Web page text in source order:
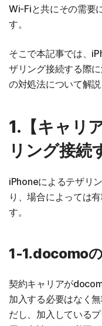
Wi-Fiと共にその需要
す。
そこで本記事では、
ザリング接続する際
の対処法について解説
1.【キャリ
リング接続
iPhoneによるテザリ
り、場合によっては
す。
1-1.docomo
契約キャリアが
加入する必要はなく
だし、加入している